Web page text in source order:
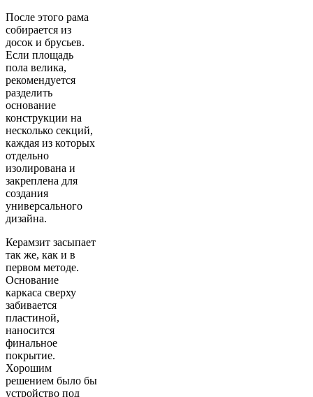
После этого рама
собирается из
досок и брусьев.
Если площадь
пола велика,
рекомендуется
разделить
основание
конструкции на
несколько секций,
каждая из которых
отдельно
изолирована и
закреплена для
создания
универсального
дизайна.
Керамзит засыпает
так же, как и в
первом методе.
Основание
каркаса сверху
забивается
пластиной,
наносится
финальное
покрытие.
Хорошим
решением было бы
устройство под